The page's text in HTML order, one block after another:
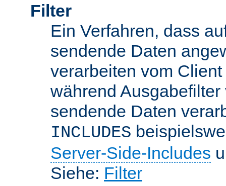
Filter
Ein Verfahren, dass
sendende Daten
verarbeiten vom
während
sendende Daten
INCLUDES
Server-Side-Includes
Siehe: Filter